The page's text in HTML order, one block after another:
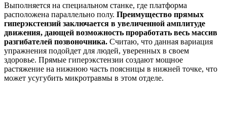
Выполняется на специальном станке, где платформа
расположена параллельно полу. Преимущество прямых
гиперэкстензий заключается в увеличенной амплитуде
движения, дающей возможность проработать весь массив
разгибателей позвоночника. Считаю, что данная вариация
упражнения подойдет для людей, уверенных в своем
здоровье. Прямые гиперэкстензии создают мощное
растяжение на нижнюю часть поясницы в нижней точке, что
может усугубить микротравмы в этом отделе.